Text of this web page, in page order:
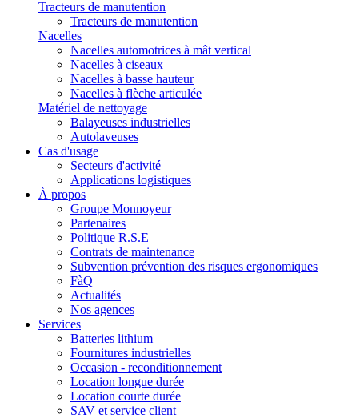
Tracteurs de manutention
Tracteurs de manutention
Nacelles
Nacelles automotrices à mât vertical
Nacelles à ciseaux
Nacelles à basse hauteur
Nacelles à flèche articulée
Matériel de nettoyage
Balayeuses industrielles
Autolaveuses
Cas d'usage
Secteurs d'activité
Applications logistiques
À propos
Groupe Monnoyeur
Partenaires
Politique R.S.E
Contrats de maintenance
Subvention prévention des risques ergonomiques
FàQ
Actualités
Nos agences
Services
Batteries lithium
Fournitures industrielles
Occasion - reconditionnement
Location longue durée
Location courte durée
SAV et service client